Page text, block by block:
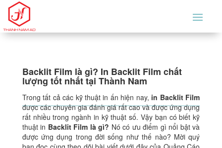
Backlit Film là gì? In Backlit Film chất
lượng tốt nhất tại Thành Nam
Trong tất cả các kỹ thuật in ấn hiện nay, in Backlit Film
được các chuyên gia đánh giá rất cao và được ứng dụng
rất nhiều trong ngành in kỹ thuật số. Vậy bạn có biết kỹ
thuật in Backlit Film là gì? Nó có ưu điểm gì nổi bật và
được ứng dụng trong đời sống như thế nào? Mời quý